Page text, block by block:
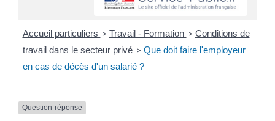
Accueil particuliers > Travail - Formation > Conditions de
travail dans le secteur privé > Que doit faire l'employeur
en cas de décès d'un salarié ?
Question-réponse